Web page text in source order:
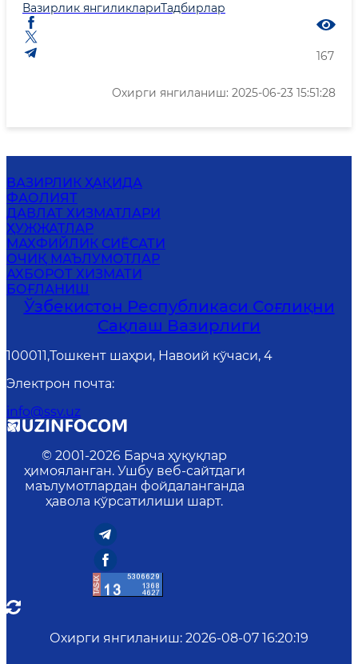
Вазирлик янгиликлариТадбирлар
167
Охирги янгиланиш: 2025-06-23 15:51:28
ВАЗИРЛИК ҲАҚИДА
ФАОЛИЯТ
ДАВЛАТ ХИЗМАТЛАРИ
ҲУЖЖАТЛАР
МАХФИЙЛИК СИЁСАТИ
ОЧИҚ МАЪЛУМОТЛАР
АХБОРОТ ХИЗМАТИ
БОҒЛАНИШ
Ўзбекистон Республикаси Соғлиқни
Сақлаш Вазирлиги
100011,Тошкент шаҳри, Навоий кўчаси, 4
Электрон почта:
info@ssv.uz
© 2001-2026 Барча ҳуқуқлар
ҳимояланган. Ушбу веб-сайтдаги
маълумотлардан фойдаланганда
ҳавола кўрсатилиши шарт.
Охирги янгиланиш: 2026-08-07 16:20:19